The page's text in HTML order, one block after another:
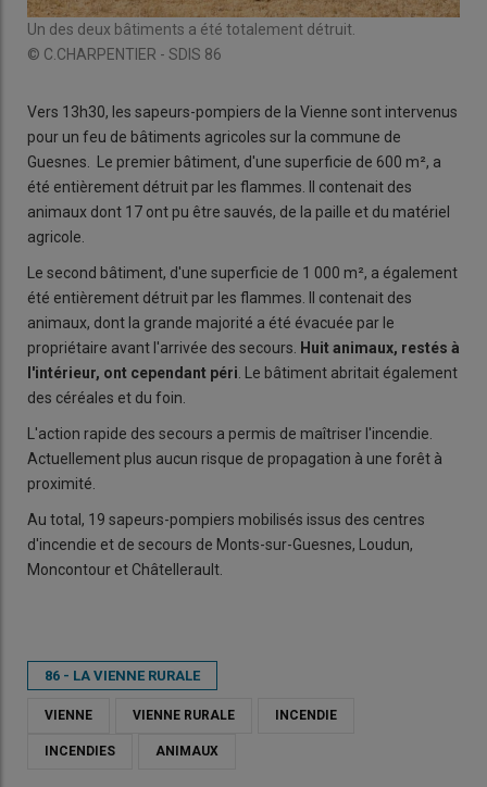
Un des deux bâtiments a été totalement détruit.
© C.CHARPENTIER - SDIS 86
Vers 13h30, les sapeurs-pompiers de la Vienne sont intervenus
pour un feu de bâtiments agricoles sur la commune de
Guesnes. Le premier bâtiment, d'une superficie de 600 m², a
été entièrement détruit par les flammes. Il contenait des
animaux dont 17 ont pu être sauvés, de la paille et du matériel
agricole.
Le second bâtiment, d'une superficie de 1 000 m², a également
été entièrement détruit par les flammes. Il contenait des
animaux, dont la grande majorité a été évacuée par le
propriétaire avant l'arrivée des secours.
Huit animaux, restés à
l'intérieur, ont cependant péri . Le bâtiment abritait également
des céréales et du foin.
L'action rapide des secours a permis de maîtriser l'incendie.
Actuellement plus aucun risque de propagation à une forêt à
proximité.
Au total, 19 sapeurs-pompiers mobilisés issus des centres
d'incendie et de secours de Monts-sur-Guesnes, Loudun,
Moncontour et Châtellerault.
86 - LA VIENNE RURALE
VIENNE VIENNE RURALE INCENDIE
INCENDIES ANIMAUX